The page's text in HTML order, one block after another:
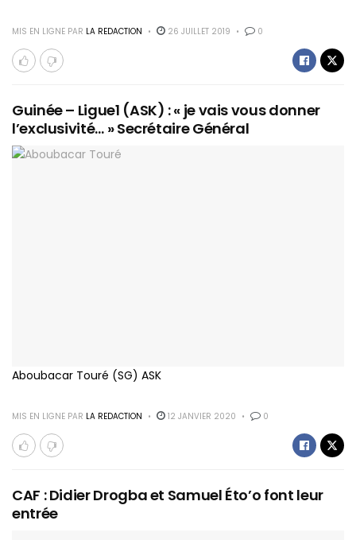
MIS EN LIGNE PAR LA REDACTION 26 JUILLET 2019 0
Guinée – Ligue1 (ASK) : « je vais vous donner
l’exclusivité… » Secrétaire Général
Aboubacar Touré (SG) ASK
MIS EN LIGNE PAR LA REDACTION 12 JANVIER 2020 0
CAF : Didier Drogba et Samuel Éto’o font leur
entrée